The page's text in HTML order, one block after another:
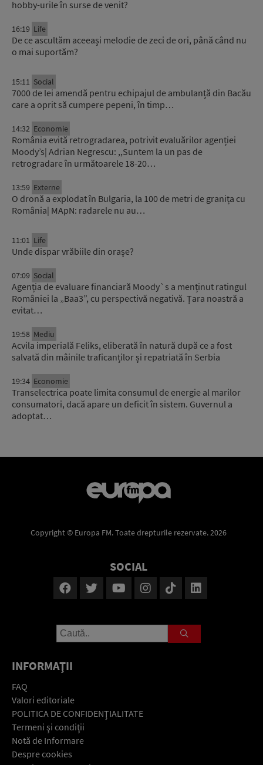
hobby-urile în surse de venit?
16:19 Life
De ce ascultăm aceeași melodie de zeci de ori, până când nu
o mai suportăm?
15:11 Social
7000 de lei amendă pentru echipajul de ambulanță din Bacău
care a oprit să cumpere pepeni, în timp…
14:32 Economie
România evită retrogradarea, potrivit evaluărilor agenției
Moody’s| Adrian Negrescu: ,,Suntem la un pas de
retrogradare în următoarele 18-20…
13:59 Externe
O dronă a explodat în Bulgaria, la 100 de metri de granița cu
România| MApN: radarele nu au…
11:01 Life
Unde dispar vrăbiile din orașe?
07:09 Social
Agenția de evaluare financiară Moody`s a menținut ratingul
României la „Baa3”, cu perspectivă negativă. Țara noastră a
evitat…
19:58 Mediu
Acvila imperială Feliks, eliberată în natură după ce a fost
salvată din mâinile traficanților și repatriată în Serbia
19:34 Economie
Transelectrica poate limita consumul de energie al marilor
consumatori, dacă apare un deficit în sistem. Guvernul a
adoptat…
Copyright © Europa FM. Toate drepturile rezervate. 2026
SOCIAL
INFORMAŢII
FAQ
Valori editoriale
POLITICA DE CONFIDENŢIALITATE
Termeni şi condiţii
Notă de Informare
Despre cookies